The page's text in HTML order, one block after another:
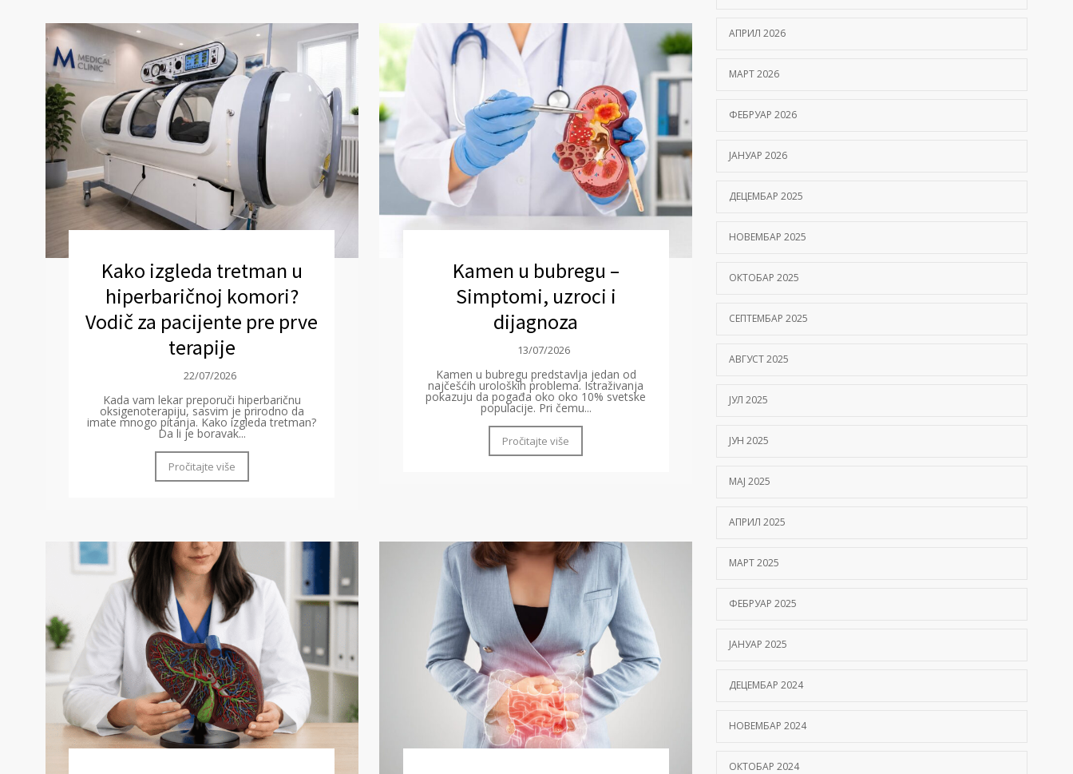
Kako izgleda tretman u
hiperbaričnoj komori?
Vodič za pacijente pre prve
terapije
22/07/2026
Kada vam lekar preporuči hiperbaričnu
oksigenoterapiju, sasvim je prirodno da
imate mnogo pitanja. Kako izgleda tretman?
Da li je boravak...
Pročitajte više
Kamen u bubregu –
Simptomi, uzroci i
dijagnoza
13/07/2026
Kamen u bubregu predstavlja jedan od
najčešćih uroloških problema. Istraživanja
pokazuju da pogađa oko oko 10% svetske
populacije. Pri čemu...
Pročitajte više
АПРИЛ 2026
МАРТ 2026
ФЕБРУАР 2026
ЈАНУАР 2026
ДЕЦЕМБАР 2025
НОВЕМБАР 2025
ОКТОБАР 2025
СЕПТЕМБАР 2025
АВГУСТ 2025
ЈУЛ 2025
ЈУН 2025
МАЈ 2025
АПРИЛ 2025
МАРТ 2025
ФЕБРУАР 2025
ЈАНУАР 2025
ДЕЦЕМБАР 2024
НОВЕМБАР 2024
ОКТОБАР 2024